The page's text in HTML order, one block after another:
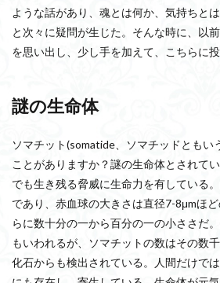
ような話があり、魂とは何か、気持ちと
と次々に疑問が生じた。そんな時に、以
を思い出し、少し手を加えて、こちらに
謎の生命体
ソマチット(somatide、ソマチッドともい
ことがありますか？謎の生命体とされて
でも生き残る脅威に生命力を有している
であり、赤血球の大きさは直径7-8μmほ
らに数十分の一から百分の一の小ささだ
もいわれるが、ソマチットの数はその数
化石からも検出されている。人間だけで